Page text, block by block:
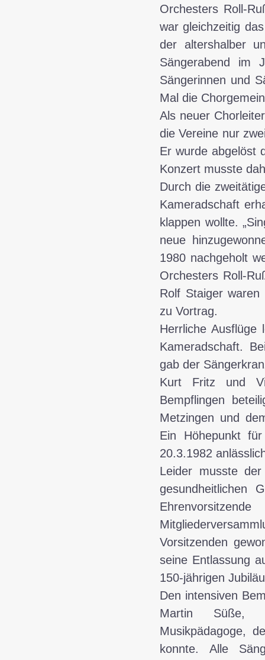
Orchesters Roll-
war gleichzeitig
der altershalber
Sängerabend im
Sängerinnen und
Mal die
Als neuer
die Vereine nur
Er wurde abgelöst
Konzert musste
Durch die
Kameradschaft
klappen wollte.
neue
1980 nachgeholt
Orchesters Roll-
Rolf Staiger
zu Vortrag.
Herrliche Ausflüge
Kameradschaft.
gab der
Kurt Fritz und
Bempflingen
Metzingen und
Ein Höhepunkt
20.3.1982
Leider musste
gesundheitlichen
Vorsitzenden
seine Entlassung
150-jährigen
Den intensiven
Martin Süße,
Musikpädagoge,
konnte. Alle